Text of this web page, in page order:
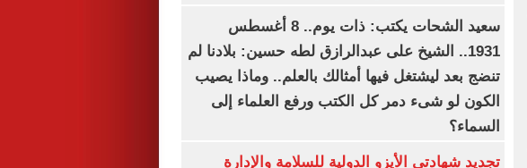
سعيد الشحات يكتب: ذات يوم.. 8 أغسطس
1931.. الشيخ على عبدالرازق لطه حسين: بلادنا لم
تنضج بعد ليشتغل فيها أمثالك بالعلم.. وماذا يصيب
الكون لو شىء دمر كل الكتب ورفع العلماء إلى
السماء؟
تجديد شهادتي الأيزو الدولية للسلامة والإدارة